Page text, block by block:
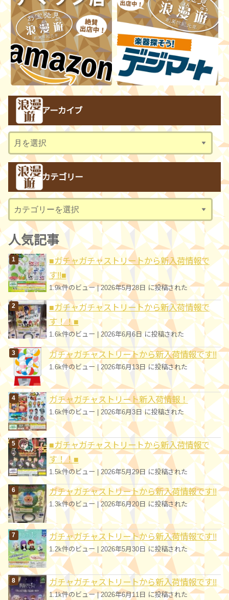
アーカイブ
ー
ブ
カテゴリー
テ
ゴ
リ
ー
人気記事
■ガチャガチャストリートから新入荷情報で
す!!■
1.9k件のビュー|2026年5月28日 に投稿された
■ガチャガチャストリートから新入荷情報で
す！！■
1.6k件のビュー |2026年6月6日 に投稿された
ガチャガチャストリートから新入荷情報です!!
1.6k件のビュー | 2026年6月13日 に投稿された
ガチャガチャストリート新入荷情報！
1.6k件のビュー 2026年6月3日 に投稿された
■ガチャガチャストリートから新入荷情報で
す！！■
1.5k件のビュー |2026年5月29日 に投稿された
ガチャガチャストリートから新入荷情報です!!
1.3k件のビュー|2026年6月20日 に投稿された
ガチャガチャストリートから新入荷情報です!!
1.2k件のビュー 2026年5月30日 に投稿された
ガチャガチャストリートから新入荷情報です!!
1.1k件のビュー|2026年6月11日 に投稿された